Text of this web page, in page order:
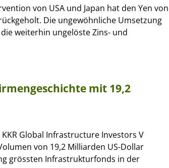
von USA und Japan hat den Yen von
Die ungewöhnliche Umsetzung
weiterhin ungelöste Zins- und
mit 19,2
KKR Global Infrastructure Investors V
von 19,2 Milliarden US-Dollar
grössten Infrastrukturfonds in der